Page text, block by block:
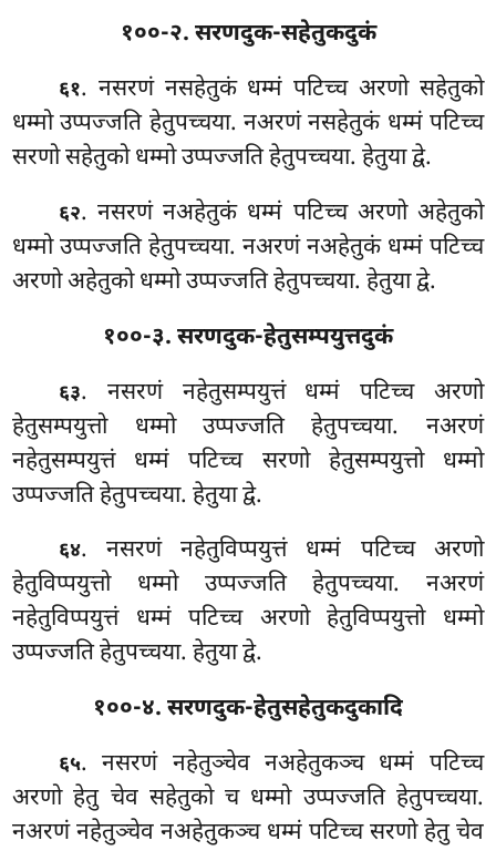
१००-२. सरणदुक-सहेतुकदुकं
६१. नसरणं नसहेतुकं धम्मं पटिच्च अरणो सहेतुको
धम्मो उप्पज्जति हेतुपच्चया. नअरणं नसहेतुकं धम्मं पटिच्च
सरणो सहेतुको धम्मो उप्पज्जति हेतुपच्चया. हेतुया द्वे.
६२. नसरणं नअहेतुकं धम्मं पटिच्च अरणो अहेतुको
धम्मोउप्पज्जति हेतुपच्चया. नअरणं नअहेतुकं धम्मं पटिच्च
अरणो अहेतुको धम्मो उप्पज्जति हेतुपच्चया. हेतुया द्वे.
१००-३. सरणदुक-हेतुसम्पयुत्तदुकं
६३. नसरणं नहेतुसम्पयुत्तं धम्मं पटिच्च अरणो
हेतुसम्पयुत्तो धम्मो उप्पज्जति हेतुपच्चया. नअरणं
नहेतुसम्पयुत्तं धम्मं पटिच्च सरणो हेतुसम्पयुत्तो धम्मो
उप्पज्जति हेतुपच्चया. हेतुया द्वे.
६४. नसरणं नहेतुविप्पयुत्तं धम्मं पटिच्च अरणो
हेतुविप्पयुत्तो धम्मो उप्पज्जति हेतुपच्चया. नअरणं
नहेतुविप्पयुत्तं धम्मं पटिच्च अरणो हेतुविप्पयुत्तो धम्मो
उप्पज्जति हेतुपच्चया. हेतुया द्वे.
१००-४. सरणदुक-हेतुसहेतुकदुकादि
६५. नसरणं नहेतुञ्चेव नअहेतुकञ्च धम्मं पटिच्च
अरणो हेतु चेव सहेतुको च धम्मो उप्पज्जति हेतुपच्चया.
नअरणं नहेतुञ्चेव नअहेतुकञ्च धम्मं पटिच्च सरणो हेतु चेव